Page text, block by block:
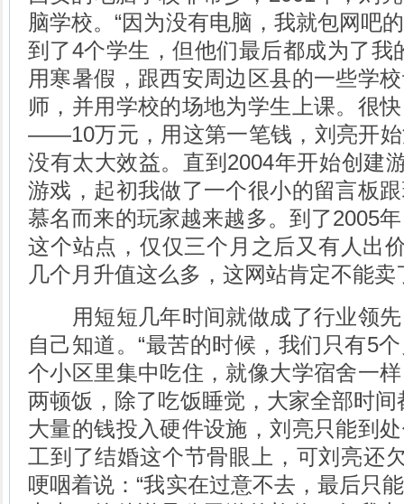
脑学校。“因为没有电脑，我就包网吧
到了4个学生，但他们最后都成为了我
用寒暑假，跟西安周边区县的一些学
师，并用学校的场地为学生上课。很
――10万元，用这第一笔钱，刘亮开
没有太大效益。直到2004年开始创建
游戏，起初我做了一个很小的留言板
慕名而来的玩家越来越多。到了2005
这个站点，仅仅三个月之后又有人出
几个月升值这么多，这网站肯定不能卖
用短短几年时间就做成了行业领先
自己知道。“最苦的时候，我们只有5
个小区里集中吃住，就像大学宿舍一
两顿饭，除了吃饭睡觉，大家全部时间
大量的钱投入硬件设施，刘亮只能到
工到了结婚这个节骨眼上，可刘亮还
哽咽着说：“我实在过意不去，最后只